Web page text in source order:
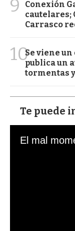
9
Conexión
cautelares;
Carrasco
10Se viene
publica un
tormentas
Te puede